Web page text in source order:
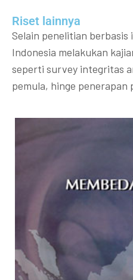
Riset lainnya​​
Selain penelitian berbasis
Indonesia melakukan
seperti survey integritas
pemula, hinge penerapan